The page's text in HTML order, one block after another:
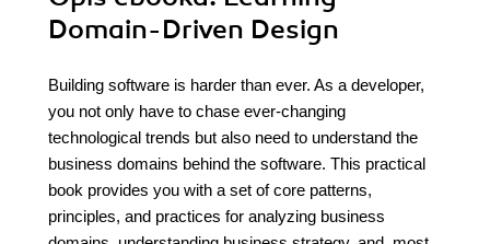
Domain-Driven Design
Building software is harder than ever. As a developer,
you not only have to chase ever-changing
technological trends but also need to understand the
business domains behind the software. This practical
book provides you with a set of core patterns,
principles, and practices for analyzing business